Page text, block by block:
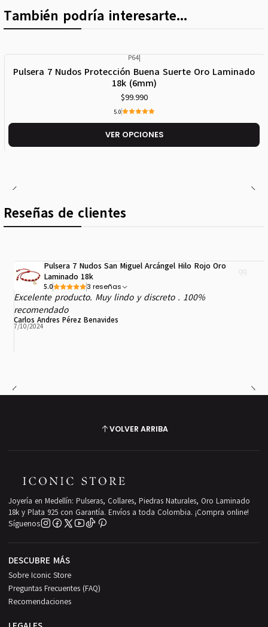
También podría interesarte...
P64|
Pulsera 7 Nudos Protección Buena Suerte Oro Laminado
18k (6mm)
$99.990
5.0
VER OPCIONES
Reseñas de clientes
Pulsera 7 Nudos San Miguel Arcángel Hilo Rojo Oro
Laminado 18k
5.0 3 reseñas
Excelente producto. Muy lindo y discreto . 100%
recomendado
Carlos Andres Pérez Benavides
7/10/2024
VOLVER ARRIBA
Joyería en Medellín: Pulseras, Collares, Piedras Naturales, Oro Laminado
18k y Plata 925 con Garantía. Envíos a toda Colombia. ¡Compra online!
Síguenos
DESCUBRE MÁS
Sobre Iconic Store
Preguntas Frecuentes (FAQ)
Recomendaciones